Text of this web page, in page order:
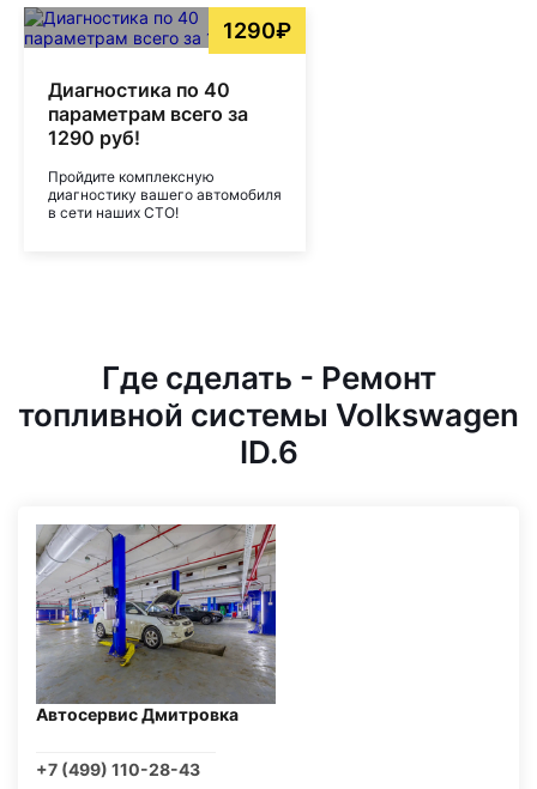
1290₽
Диагностика по 40
параметрам всего за
1290 руб!
Пройдите комплексную
диагностику вашего автомобиля
в сети наших СТО!
Где сделать - Ремонт
топливной системы Volkswagen
ID.6
Автосервис Дмитровка
+7 (499) 110-28-43